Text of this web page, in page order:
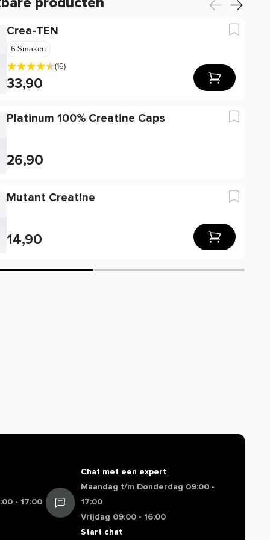
Crea-TEN
6 Smaken
(16)
33,90
Platinum 100% Creatine Caps
26,90
Mutant Creatine
14,90
- 17:00
Chat met een expert
Maandag t/m Donderdag 09:00 -
17:00
Vrijdag 09:00 - 16:00
Start chat